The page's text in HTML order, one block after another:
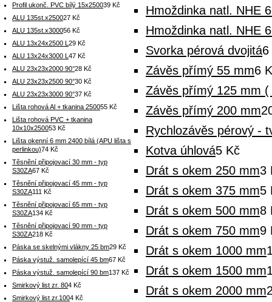
Hmoždinka natl. NHE
Hmoždinka natl. NHE
Svorka pérová dvojitá6
Závěs přímý 55 mm6
Závěs přímý 125 mm
Závěs přímý 200 mm
Rychlozávěs pérový -
Kotva úhlová5 Kč
Drát s okem 250 mm3
Drát s okem 375 mm5
Drát s okem 500 mm8
Drát s okem 750 mm9
Drát s okem 1000 mm
Drát s okem 1500 mm
Drát s okem 2000 mm
Profil ukonč. PVC bílý 15x250039 Kč
ALU 135st.x250027 Kč
ALU 135st.x300056 Kč
ALU 13x24x2500 L 29 Kč
ALU 13x24x3000 L 47 Kč
ALU 23x23x2000 90°28 Kč
ALU 23x23x2500 90°30 Kč
ALU 23x23x3000 90°37 Kč
Lišta rohová Al + tkanina 250055 Kč
Lišta rohová PVC + tkanina
10x10x250053 Kč
Lišta okenní 6 mm 2400 bílá (APU lišta s
perlinkou)74 Kč
Těsnění připojovací 30 mm - typ
S30ZA67 Kč
Těsnění připojovací 45 mm - typ
S30ZA111 Kč
Těsnění připojovací 65 mm - typ
S30ZA134 Kč
Těsnění připojovací 90 mm - typ
S30ZA218 Kč
Páska se skelnými vlákny 25 bm29 Kč
Páska výstuž. samolepící 45 bm67 Kč
Páska výstuž. samolepící 90 bm137 Kč
Smirkový list zr. 804 Kč
Smirkový list zr.1004 Kč